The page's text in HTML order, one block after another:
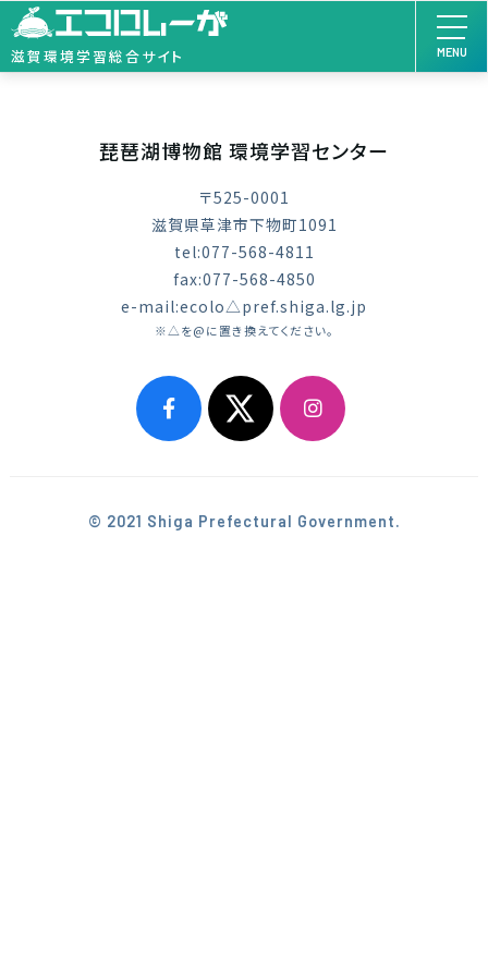
滋賀環境学習総合サイト MENU
琵琶湖博物館 環境学習センター
〒525-0001
滋賀県草津市下物町1091
tel:077-568-4811
fax:077-568-4850
e-mail:ecolo△pref.shiga.lg.jp
※△を@に置き換えてください。
© 2021 Shiga Prefectural Government.